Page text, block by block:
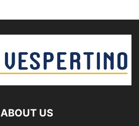
ABOUT US